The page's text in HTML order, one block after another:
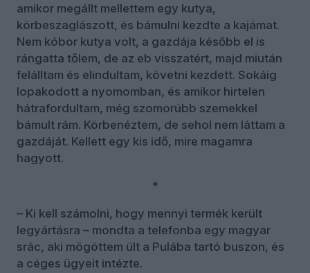
amikor megállt mellettem egy kutya,
körbeszaglászott, és bámulni kezdte a kajámat.
Nem kóbor kutya volt, a gazdája később el is
rángatta tőlem, de az eb visszatért, majd miután
felálltam és elindultam, követni kezdett. Sokáig
lopakodott a nyomomban, és amikor hirtelen
hátrafordultam, még szomorúbb szemekkel
bámult rám. Körbenéztem, de sehol nem láttam a
gazdáját. Kellett egy kis idő, mire magamra
hagyott.
*
– Ki kell számolni, hogy mennyi termék került
legyártásra – mondta a telefonba egy magyar
srác, aki mögöttem ült a Pulába tartó buszon, és
a céges ügyeit intézte.